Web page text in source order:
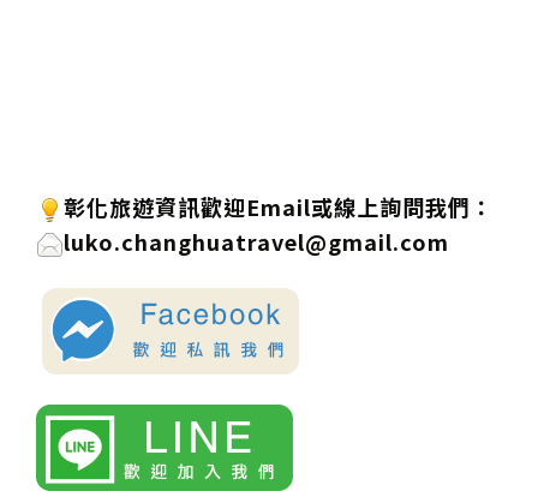
彰化旅遊資訊歡迎Email或線上詢問我們 ：
luko.changhuatravel@gmail.com